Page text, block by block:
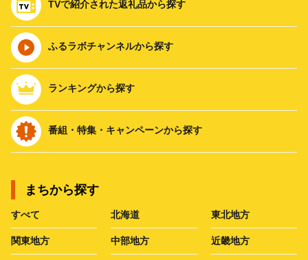
TVで紹介された返礼品から探す
ふるラボチャンネルから探す
ランキングから探す
番組・特集・キャンペーンから探す
まちから探す
すべて 北海道 東北地方
関東地方 中部地方 近畿地方